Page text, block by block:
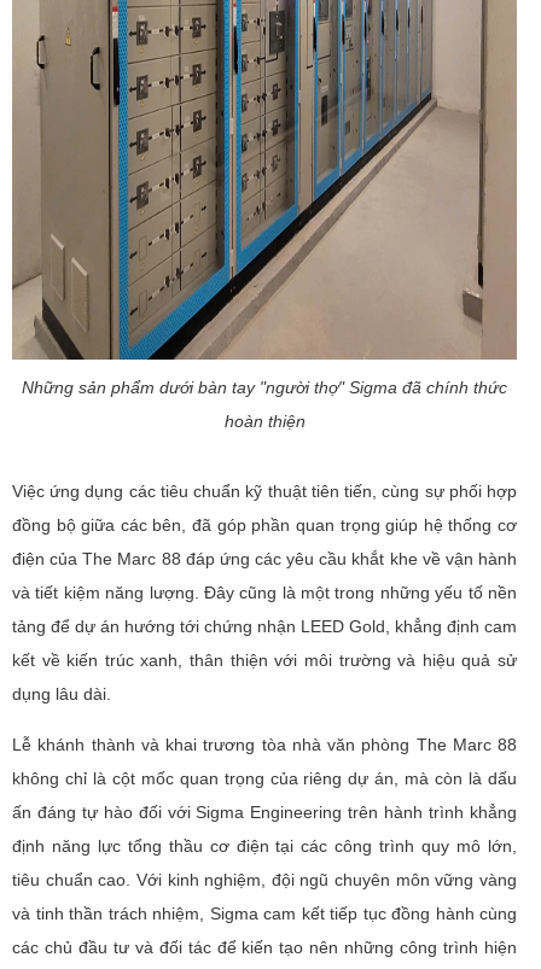
Những sản phẩm dưới bàn tay "người thợ" Sigma đã chính thức
hoàn thiện
Việc ứng dụng các tiêu chuẩn kỹ thuật tiên tiến, cùng sự phối hợp
đồng bộ giữa các bên, đã góp phần quan trọng giúp hệ thống cơ
điện của The Marc 88 đáp ứng các yêu cầu khắt khe về vận hành
và tiết kiệm năng lượng. Đây cũng là một trong những yếu tố nền
tảng để dự án hướng tới chứng nhận LEED Gold, khẳng định cam
kết về kiến trúc xanh, thân thiện với môi trường và hiệu quả sử
dụng lâu dài.
Lễ khánh thành và khai trương tòa nhà văn phòng The Marc 88
không chỉ là cột mốc quan trọng của riêng dự án, mà còn là dấu
ấn đáng tự hào đối với Sigma Engineering trên hành trình khẳng
định năng lực tổng thầu cơ điện tại các công trình quy mô lớn,
tiêu chuẩn cao. Với kinh nghiệm, đội ngũ chuyên môn vững vàng
và tinh thần trách nhiệm, Sigma cam kết tiếp tục đồng hành cùng
các chủ đầu tư và đối tác để kiến tạo nên những công trình hiện